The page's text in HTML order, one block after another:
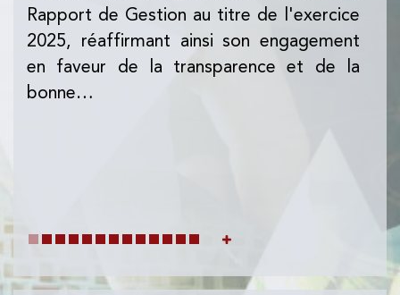
Rapport de Gestion au titre de l'exercice
2025, réaffirmant ainsi son engagement
en faveur de la transparence et de la
bonne…